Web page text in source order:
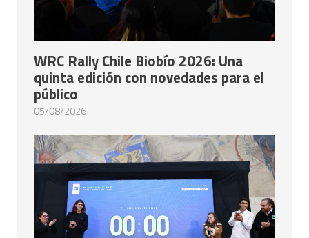
WRC Rally Chile Biobío 2026: Una
quinta edición con novedades para el
público
05/08/2026